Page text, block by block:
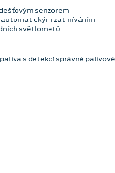
senzorem
zatmíváním
světlometů
s detekcí správné palivové